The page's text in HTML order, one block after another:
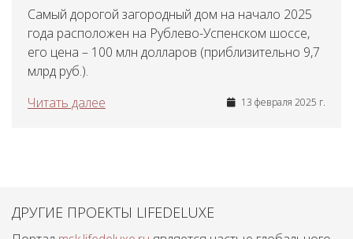
Самый дорогой загородный дом на начало 2025
года расположен на Рублево-Успенском шоссе,
его цена – 100 млн долларов (приблизительно 9,7
млрд руб.).
Читать далее
13 февраля 2025 г.
ДРУГИЕ ПРОЕКТЫ LIFEDELUXE